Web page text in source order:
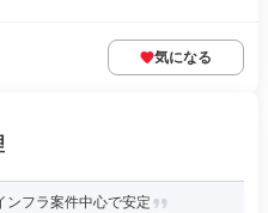
気になる
ンフラ案件中心で安定